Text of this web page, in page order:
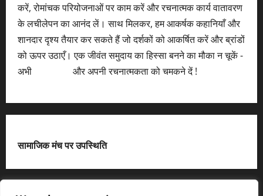
करें, रोमांचक परियोजनाओं पर काम करें और रचनात्मक कार्य वातावरण
के लचीलेपन का आनंद लें। साथ मिलकर, हम आकर्षक कहानियाँ और
शानदार दृश्य तैयार कर सकते हैं जो दर्शकों को आकर्षित करें और ब्रांडों
को ऊपर उठाएँ। एक जीवंत समुदाय का हिस्सा बनने का मौका न चूकें -
अभी
और अपनी रचनात्मकता को चमकने दें !
सामाजिक मंच पर उपस्थिति